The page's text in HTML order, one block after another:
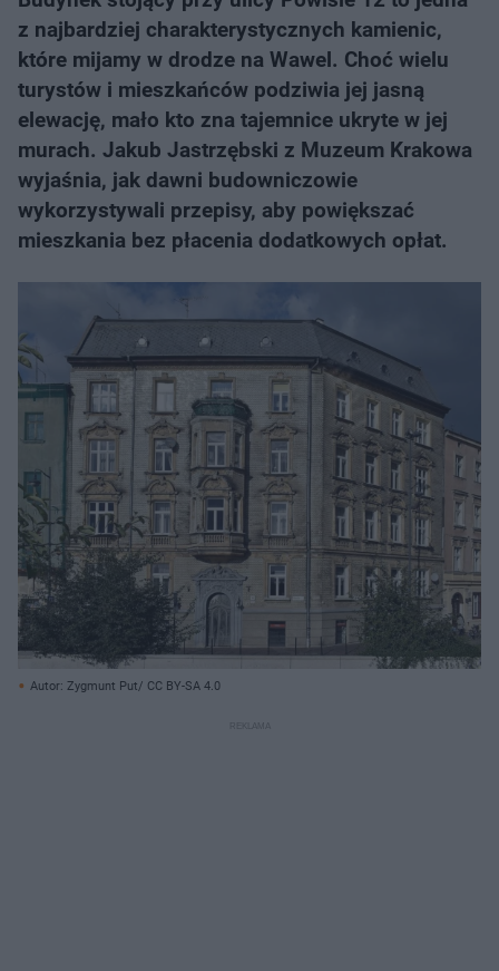
z najbardziej charakterystycznych kamienic,
które mijamy w drodze na Wawel. Choć wielu
turystów i mieszkańców podziwia jej jasną
elewację, mało kto zna tajemnice ukryte w jej
murach. Jakub Jastrzębski z Muzeum Krakowa
wyjaśnia, jak dawni budowniczowie
wykorzystywali przepisy, aby powiększać
mieszkania bez płacenia dodatkowych opłat.
Autor: Zygmunt Put/ CC BY-SA 4.0